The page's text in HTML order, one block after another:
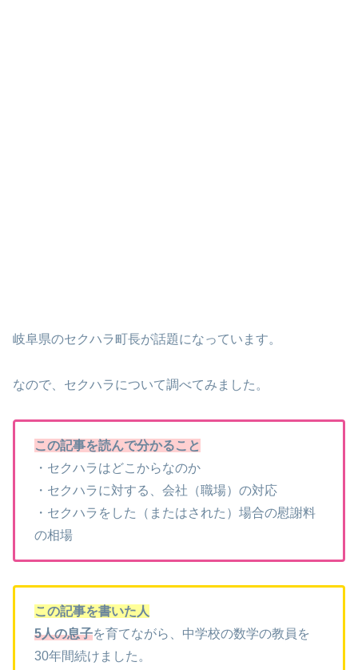
岐阜県のセクハラ町長が話題になっています。
なので、セクハラについて調べてみました。
この記事を読んで分かること
・セクハラはどこからなのか
・セクハラに対する、会社（職場）の対応
・セクハラをした（またはされた）場合の慰謝料
の相場
この記事を書いた人
5人の息子を育てながら、中学校の数学の教員を
30年間続けました。